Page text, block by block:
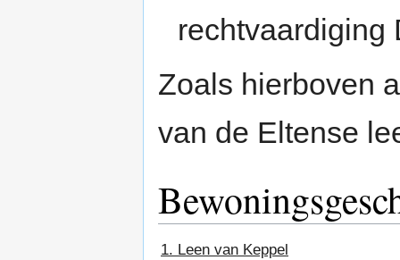
rechtvaardiging
Zoals hierboven
van de Eltense
1. Leen van Keppel